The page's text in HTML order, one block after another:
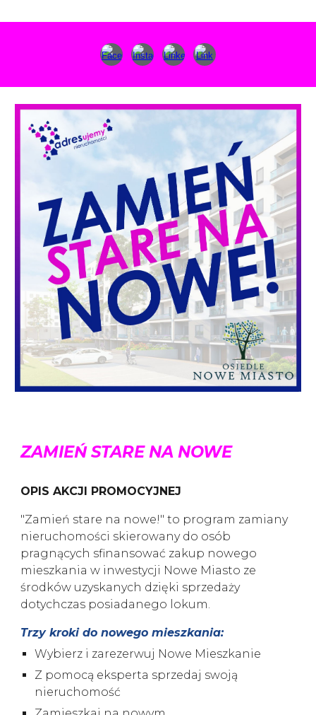
ZAMIEŃ STARE NA NOWE
OPIS AKCJI PROMOCYJNEJ
"Zamień stare na nowe!" to program zamiany
nieruchomości skierowany do osób
pragnących sfinansować zakup nowego
mieszkania w inwestycji Nowe Miasto ze
środków uzyskanych dzięki sprzedaży
dotychczas posiadanego lokum.
Trzy kroki do nowego mieszkania:
Wybierz i zarezerwuj Nowe Mieszkanie
Z pomocą eksperta sprzedaj swoją
nieruchomość